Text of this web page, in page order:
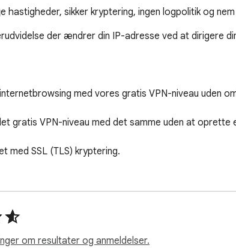
sikker kryptering, ingen logpolitik og
der ændrer din IP-adresse ved at dirigere
med vores gratis VPN-niveau uden
gratis VPN-niveau med det samme uden at oprette
med SSL (TLS) kryptering.
på streaming download eller
pålidelig VPN-ydeevne på alle lokationer.
om resultater og anmeldelser.